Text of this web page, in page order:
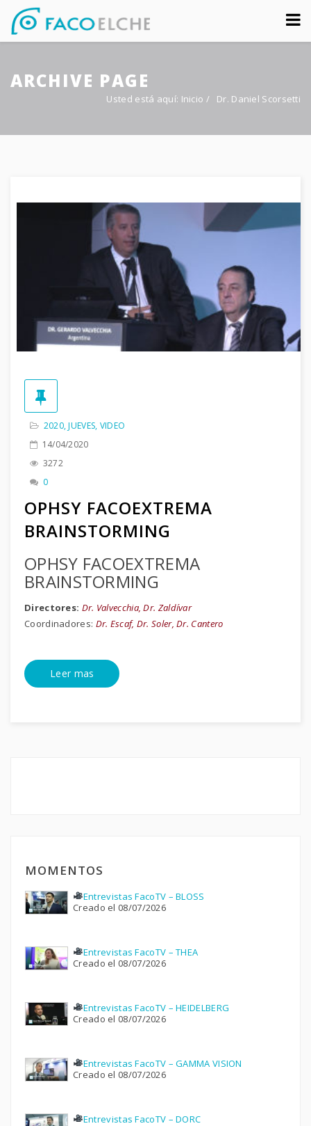
Sobre nosotros
Congreso
Contacto
ARCHIVE PAGE
Usted está aquí: Inicio / Dr. Daniel Scorsetti
2020,JUEVES, VIDEO
14/04/2020
3272
0
OPHSY FACOEXTREMA
BRAINSTORMING
OPHSY FACOEXTREMA
BRAINSTORMING
Directores: Dr. Valvecchia, Dr. Zaldívar
Coordinadores: Dr. Escaf, Dr. Soler, Dr. Cantero
Leer mas
MOMENTOS
Entrevistas FacoTV – BLOSS
Creado el 08/07/2026
Entrevistas FacoTV – THEA
Creado el 08/07/2026
Entrevistas FacoTV – HEIDELBERG
Creado el 08/07/2026
Entrevistas FacoTV – GAMMA VISION
Creado el 08/07/2026
Entrevistas FacoTV – DORC